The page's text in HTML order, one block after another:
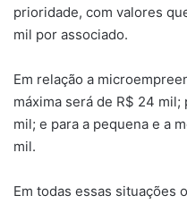
prioridade, com valores
mil por associado.
Em relação a
máxima será de R$ 24
mil; e para a pequena e a
mil.
Em todas essas situações